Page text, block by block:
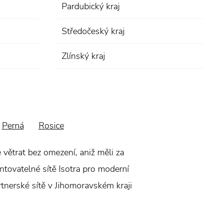
Pardubický kraj
Středočeský kraj
Zlínský kraj
Perná Rosice
bez omezení, aniž měli za
sítě Isotra pro moderní
sítě v Jihomoravském kraji